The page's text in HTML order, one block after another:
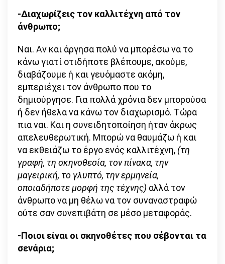
-Διαχωρίζεις τον καλλιτέχνη από τον
άνθρωπο;
Ναι. Αν και άργησα πολύ να μπορέσω να το
κάνω γιατί οτιδήποτε βλέπουμε, ακούμε,
διαβάζουμε ή και γευόμαστε ακόμη,
εμπεριέχει τον άνθρωπο που το
δημιούργησε. Για πολλά χρόνια δεν μπορούσα
ή δεν ήθελα να κάνω τον διαχωρισμό. Τώρα
πια ναι. Και η συνειδητοποίηση ήταν άκρως
απελευθερωτική. Μπορώ να θαυμάζω ή και
να εκθειάζω το έργο ενός καλλιτέχνη, (τη
γραφή, τη σκηνοθεσία, τον πίνακα, την
μαγειρική, το γλυπτό, την ερμηνεία,
οποιαδήποτε μορφή της τέχνης) αλλά τον
άνθρωπο να μη θέλω να τον συναναστραφώ
ούτε σαν συνεπιβάτη σε μέσο μεταφοράς.
-Ποιοι είναι οι σκηνοθέτες που σέβονται τα
σενάρια;